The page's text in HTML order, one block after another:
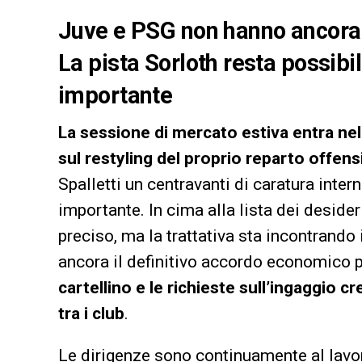
Juve e PSG non hanno
La pista Sorloth resta
importante
La sessione di mercato estiva entra
sul restyling del proprio reparto
Spalletti un centravanti di caratura
importante. In cima alla lista dei
preciso, ma la trattativa sta
ancora il definitivo accordo economico
cartellino e le richieste sull’ingaggio
tra i club.
Le dirigenze sono continuamente al